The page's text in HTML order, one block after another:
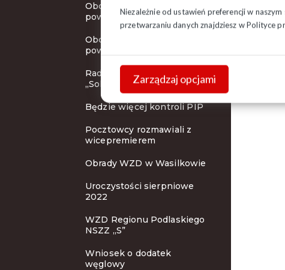
Niezależnie od ustawień preferencji w
przetwarzaniu danych znajdziesz wPolityce
Zarządzaj opcjami
Obchody 42. rocznicy
powstania NSZZ "S" c.d.
Obchody 42. rocznicy
powstania NSZZ "S"
Rada KSOiW NSZZ
„Solidarność"
Będzie więcej kontroli PIP
Pocztowcy rozmawiali z
wicepremierem
Obrady WZD w Wasilkowie
Uroczystości sierpniowe
2022
WZD Regionu Podlaskiego
NSZZ „S”
Wniosek o dodatek
węglowy